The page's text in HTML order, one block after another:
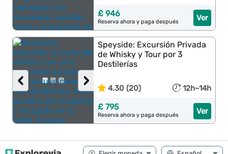
Ver
£ 946
Reserva ahora y paga después
›
‹
Speyside: Excursión Privada
de Whisky y Tour por 3
Destilerías
4.30 (20) 12h–14h
Ver
£ 795
Reserva ahora y paga después